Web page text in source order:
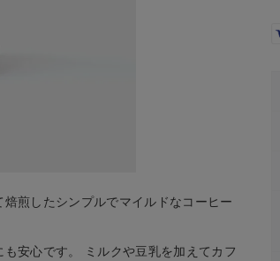
煎したシンプルでマイルドなコーヒー
安心です。 ミルクや豆乳を加えてカフ